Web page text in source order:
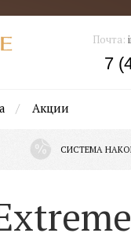
Почта:
7
Акции
СИСТЕМА